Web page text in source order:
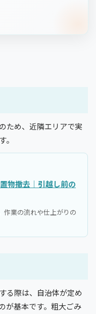
ため、近隣エリアで実
物撤去｜引越し前の
業の流れや仕上がりの
る際は、自治体が定め
が基本です。粗大ごみ